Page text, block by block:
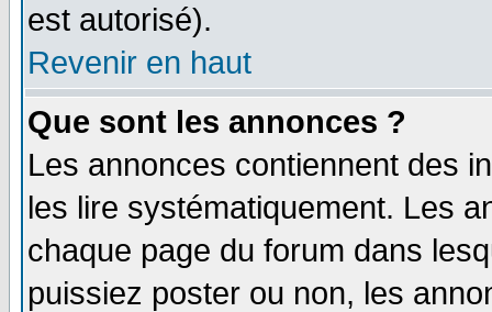
est autorisé).
Revenir en haut
Que sont les annonces ?
Les annonces contiennent des
les lire systématiquement. Les
chaque page du forum dans
puissiez poster ou non, les